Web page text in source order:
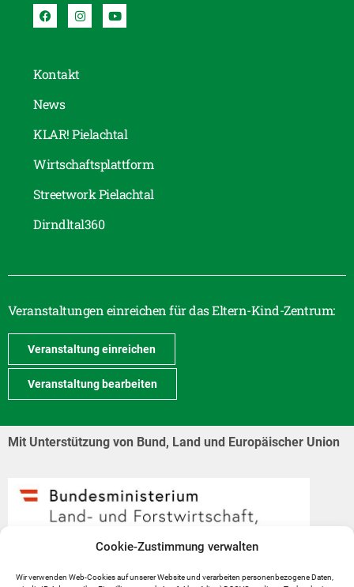
Cookie-Zustimmung verwalten
Wir verwenden Web-Cookies auf unserer Website und verarbeiten personenbezogene Daten,
Kontakt
News
KLAR! Pielachtal
Wirtschaftsplattform
Streetwork Pielachtal
Dirndltal360
Veranstaltungen einreichen für das Eltern-Kind-Zentrum:
Veranstaltung einreichen
Veranstaltung bearbeiten
Mit Unterstützung von Bund, Land und Europäischer Union